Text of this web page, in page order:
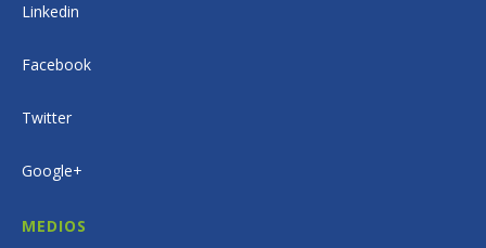
Linkedin
Facebook
Twitter
Google+
MEDIOS